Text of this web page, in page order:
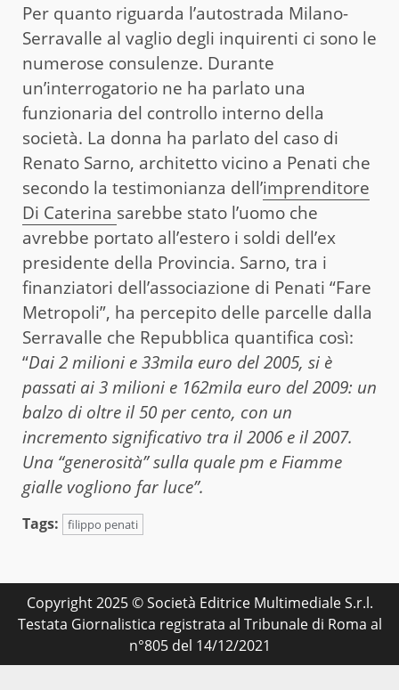
Per quanto riguarda l’autostrada Milano-
Serravalle al vaglio degli inquirenti ci sono le
numerose consulenze. Durante
un’interrogatorio ne ha parlato una
funzionaria del controllo interno della
società. La donna ha parlato del caso di
Renato Sarno, architetto vicino a Penati che
secondo la testimonianza dell’imprenditore
Di Caterina sarebbe stato l’uomo che
avrebbe portato all’estero i soldi dell’ex
presidente della Provincia. Sarno, tra i
finanziatori dell’associazione di Penati “Fare
Metropoli”, ha percepito delle parcelle dalla
Serravalle che Repubblica quantifica così:
“Dai 2 milioni e 33mila euro del 2005, si è
passati ai 3 milioni e 162mila euro del 2009: un
balzo di oltre il 50 per cento, con un
incremento significativo tra il 2006 e il 2007.
Una “generosità” sulla quale pm e Fiamme
gialle vogliono far luce”.
Tags: filippo penati
Copyright 2025 © Società Editrice Multimediale S.r.l.
Testata Giornalistica registrata al Tribunale di Roma al
n°805 del 14/12/2021